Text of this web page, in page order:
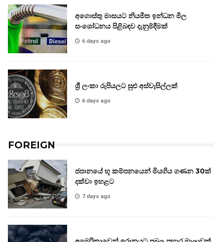
අගොස්තු මාසයට නියමිත ඉන්ධන මිල
සංශෝධනය පිළිබඳව දැනුම්දීමක්
6 days ago
ශ්‍රී ලංකා රුපියලට සුළු අස්වැසිල්ලක්
6 days ago
FOREIGN
ජපානයේ භූ කම්පනයෙන් මියගිය ගණන 30ක්
දක්වා ඉහළට
7 days ago